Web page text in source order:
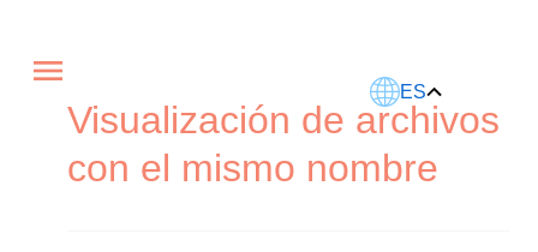
ES
Visualización de archivos
con el mismo nombre